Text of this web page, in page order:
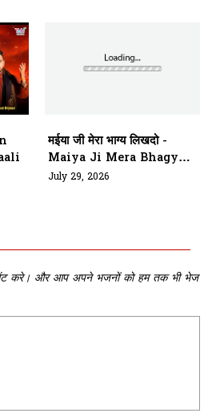
मईया जी मेरा भाग्य लिखदो -
Maiya Ji Mera Bhagya
Likhdo
July 29, 2026
करे। और आप अपने भजनों को हम तक भी भेज